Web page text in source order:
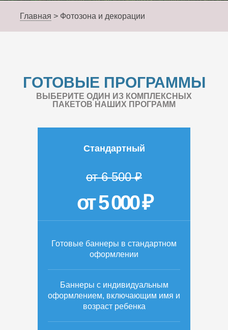
Главная > Фотозона и декорации
ГОТОВЫЕ ПРОГРАММЫ
ВЫБЕРИТЕ ОДИН ИЗ КОМПЛЕКСНЫХ
ПАКЕТОВ НАШИХ ПРОГРАММ
Стандартный
от 6 500 ₽
от 5 000 ₽
Готовые баннеры в стандартном
оформлении
Баннеры с индивидуальным
оформлением, включающим имя и
возраст ребенка